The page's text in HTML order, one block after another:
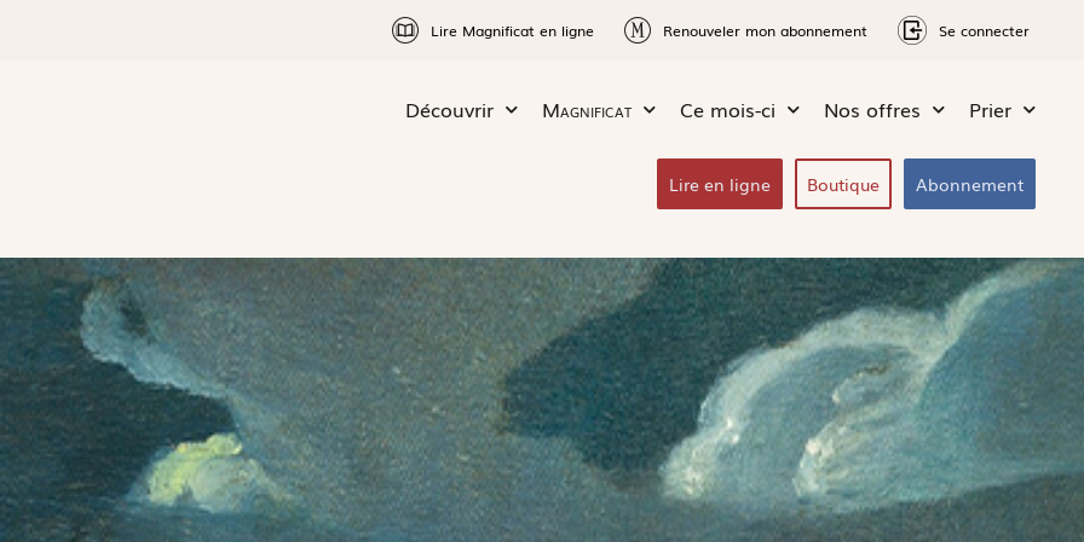
Lire Magnificat en ligne Renouveler mon abonnement Se connecter
Découvrir Magnificat Ce mois-ci Nos offres Prier
Lire en ligne Boutique Abonnement